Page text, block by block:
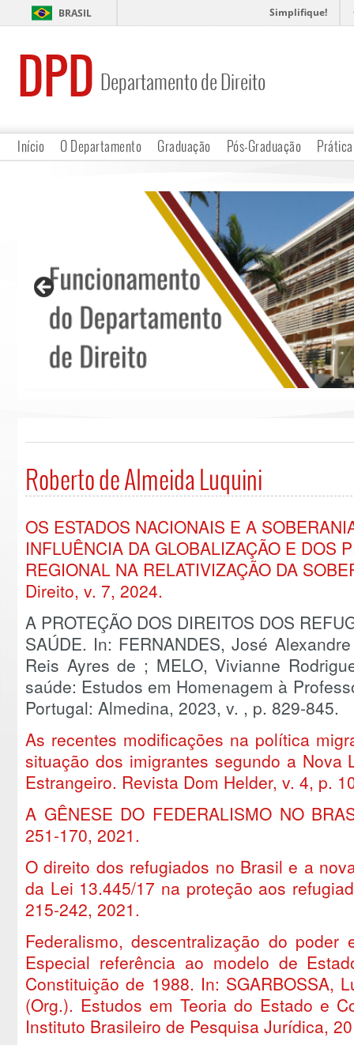
BRASIL Simplifique!
DPD Departamento de Direito
Início O Departamento Graduação Pós-Graduação
Roberto de Almeida Luquini
OS ESTADOS NACIONAIS E A
INFLUÊNCIA DA GLOBALIZAÇÃO E DOS
REGIONAL NA RELATIVIZAÇÃO DA
Direito, v. 7, 2024.
A PROTEÇÃO DOS DIREITOS DOS
SAÚDE. In: FERNANDES, José
Reis Ayres de ; MELO, Vivianne
saúde: Estudos em Homenagem à
Portugal: Almedina, 2023, v. , p. 829-845.
As recentes modificações na política
situação dos imigrantes segundo a
Estrangeiro. Revista Dom Helder, v. 4, p.
A GÊNESE DO FEDERALISMO NO
251-170, 2021.
O direito dos refugiados no Brasil e a
da Lei 13.445/17 na proteção aos
215-242, 2021.
Federalismo, descentralização do poder
Especial referência ao modelo de
Constituição de 1988. In: SGARBOSSA,
(Org.). Estudos em Teoria do Estado e
Instituto Brasileiro de Pesquisa Jurídica,